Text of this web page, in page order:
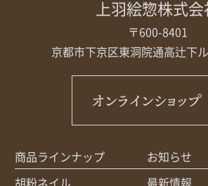
上羽絵惣株式
〒600-8401
京都市下京区東洞院通高辻下ル
オンラインショップ
商品ラインナップ
胡粉ネイル
お知らせ
最新情報